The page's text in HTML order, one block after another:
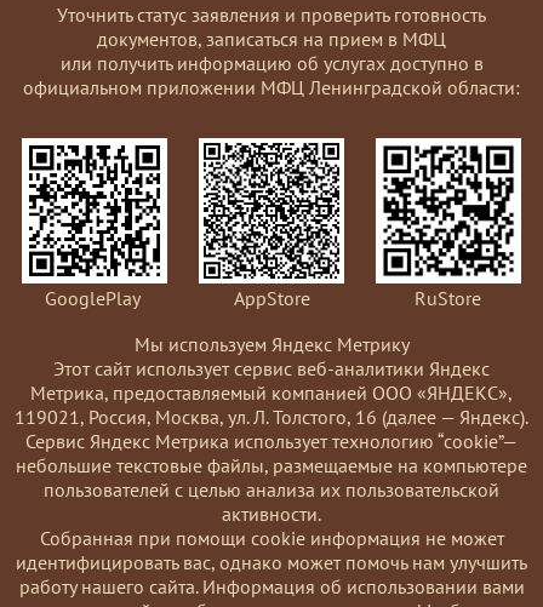
Уточнить статус заявления и проверить готовность
документов, записаться на прием в МФЦ
или получить информацию об услугах доступно в
официальном приложении МФЦ Ленинградской области:
GooglePlay AppStore
RuStore
Мы используем Яндекс Метрику
Этот сайт использует сервис веб-аналитики Яндекс
Метрика, предоставляемый компанией ООО «ЯНДЕКС»,
119021, Россия, Москва, ул. Л. Толстого, 16 (далее — Яндекс).
Сервис Яндекс Метрика использует технологию “cookie”—
небольшие текстовые файлы, размещаемые на компьютере
пользователей с целью анализа их пользовательской
активности.
Coбранная при помощи cookie информация не может
идентифицировать вас, однако может помочь нам улучшить
работу нашего сайта. Информация об использовании вами